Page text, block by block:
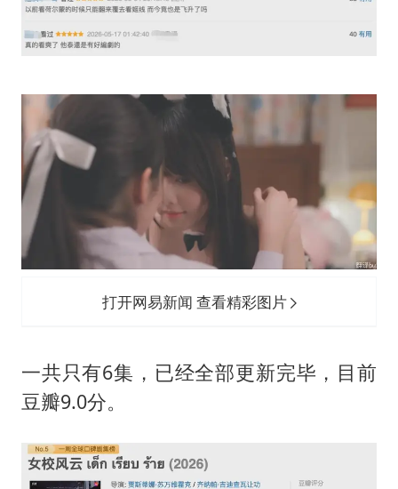
打开网易新闻 查看精彩图片
一共只有6集，已经全部更新完毕，目前
豆瓣9.0分。